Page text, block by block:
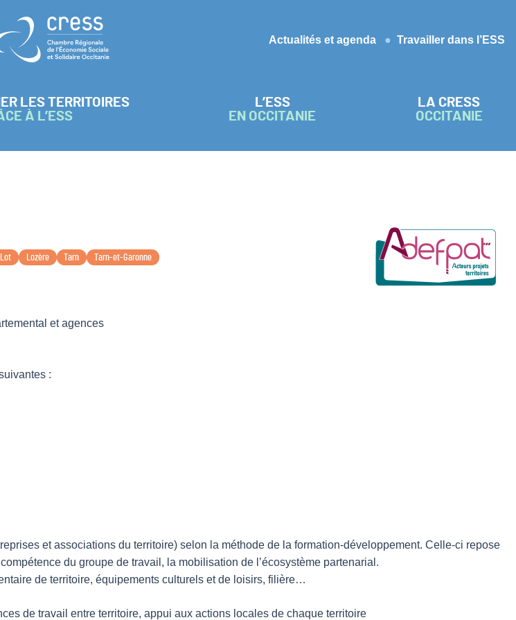
à l'accueil
Actualités et agenda
Travailler dans l’ESS
LES TERRITOIRES
À L’ESS
L’ESS
EN OCCITANIE
LA CRESS
OCCITANIE
Lot Lozère Tarn Tarn-et-Garonne
et agences
:
et associations du territoire) selon la méthode de la formation-développement. Celle-ci repose
du groupe de travail, la mobilisation de l’écosystème partenarial.
de territoire, équipements culturels et de loisirs, filière…
de travail entre territoire, appui aux actions locales de chaque territoire